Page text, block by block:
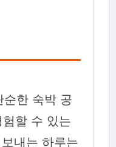
순한 숙박 공
할 수 있는
내는 하루는